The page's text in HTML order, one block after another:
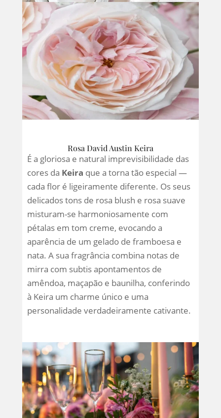
Rosa David Austin Keira
É a gloriosa e natural imprevisibilidade das
cores da Keira que a torna tão especial —
cada flor é ligeiramente diferente. Os seus
delicados tons de rosa blush e rosa suave
misturam-se harmoniosamente com
pétalas em tom creme, evocando a
aparência de um gelado de framboesa e
nata. A sua fragrância combina notas de
mirra com subtis apontamentos de
amêndoa, maçapão e baunilha, conferindo
à Keira um charme único e uma
personalidade verdadeiramente cativante.